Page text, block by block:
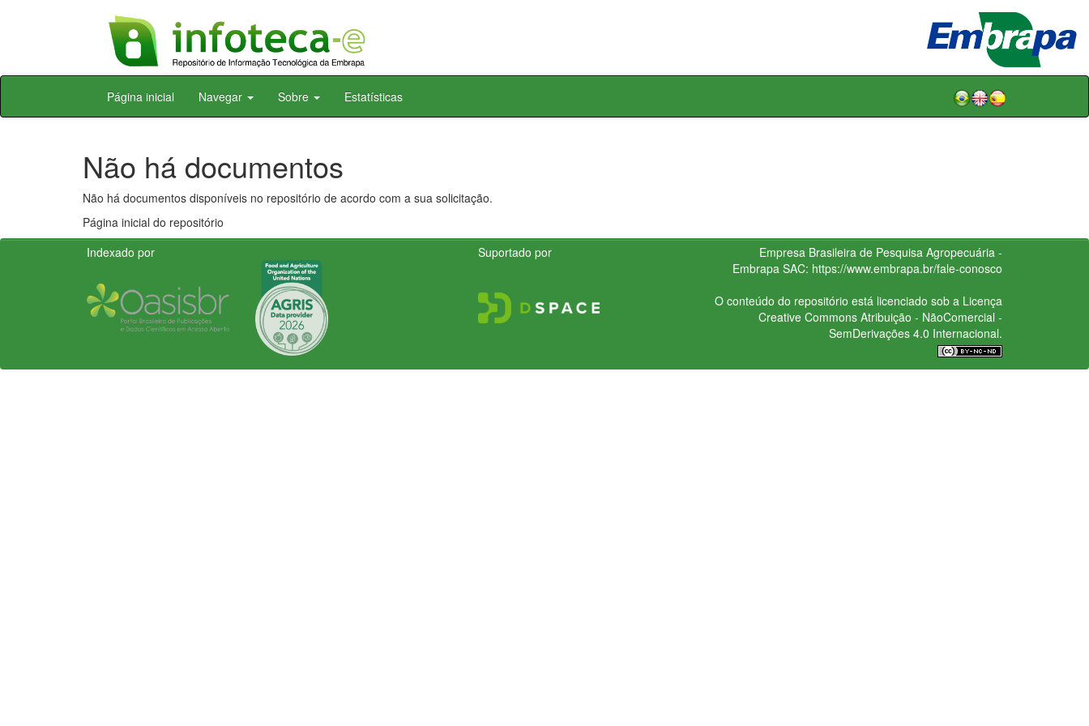
Skip
Página inicial Navegar Sobre Estatísticas
Não há documentos
Não há documentos disponíveis no repositório de acordo com a sua solicitação.
Página inicial do repositório
Indexado por
Suportado por
Empresa Brasileira de Pesquisa Agropecuária -
Embrapa SAC: https://www.embrapa.br/fale-conosco
O conteúdo do repositório está licenciado sob a Licença
Creative CommonsAtribuição - NãoComercial -
SemDerivações 4.0 Internacional.